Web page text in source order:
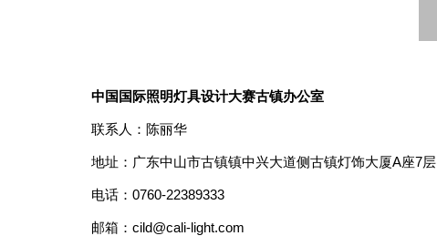
中国国际照明灯具设计大赛古镇办公室
联系人：陈丽华
地址：广东中山市古镇镇中兴大道侧古镇灯饰大厦A座7层
电话：0760-22389333
邮箱：cild@cali-light.com